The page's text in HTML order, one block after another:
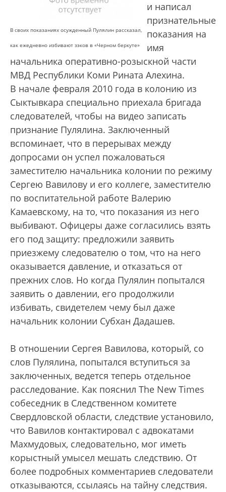
В своих показаниях осужденный Пулялин рассказал,
как ежедневно избивают зэков в «Черном беркуте»
и написал
признательные
показания на
имя
начальника оперативно-розыскной части
МВД Республики Коми Рината Алехина.
В начале февраля 2010 года в колонию из
Сыктывкара специально приехала бригада
следователей, чтобы на видео записать
признание Пулялина. Заключенный
вспоминает, что в перерывах между
допросами он успел пожаловаться
заместителю начальника колонии по режиму
Сергею Вавилову и его коллеге, заместителю
по воспитательной работе Валерию
Камаевскому, на то, что показания из него
выбивают. Офицеры даже согласились взять
его под защиту: предложили заявить
приезжему следователю о том, что на него
оказывается давление, и отказаться от
прежних слов. Но когда Пулялин попытался
заявить о давлении, его продолжили
избивать, свидетелем чему был даже
начальник колонии Субхан Дадашев.
В отношении Сергея Вавилова, который, со
слов Пулялина, попытался вступиться за
заключенных, ведется теперь отдельное
расследование. Как пояснил The New Times
собеседник в Следственном комитете
Свердловской области, следствие установило,
что Вавилов контактировал с адвокатами
Махмудовых, следовательно, мог иметь
корыстный умысел мешать следствию. От
более подробных комментариев следователи
отказываются, ссылаясь на тайну следствия.